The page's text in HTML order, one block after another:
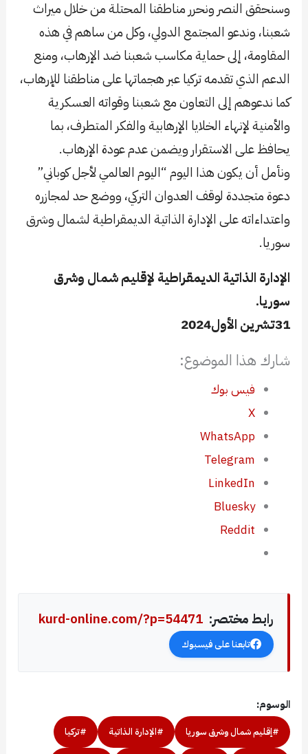
وسنحقق النصر ونحرر مناطقنا المحتلة من خلال ميراث
شعبنا، وندعو المجتمع الدولي، وكل من ساهم في هذه
المقاومة، إلى حماية مكاسب شعبنا ضد الإرهاب، ومنع
الدعم الذي تقدمه تركيا عبر هجماتها على مناطقنا للإرهاب،
كما ندعوهم إلى التعاون مع شعبنا وقواته العسكرية
والأمنية لإنهاء الخلايا الإرهابية والفكر المتطرف، بما
يحافظ على الاستقرار ويضمن عدم عودة الإرهاب.
ونأمل أن يكون هذا اليوم “اليوم العالمي لأجل كوباني”
دعوة متجددة لوقف العدوان التركي، ووضع حد لمجازره
واعتداءاته على الإدارة الذاتية الديمقراطية لشمال وشرق
سوريا.
الإدارة الذاتية الديمقراطية لإقليم شمال وشرق
سوريا.
31تشرين الأول2024
شارك هذا الموضوع:
فيس بوك
X
WhatsApp
Telegram
LinkedIn
Bluesky
Reddit
رابط مختصر: kurd-online.com/?p=54471
تابعنا على فيسبوك
الوسوم:
#إقليم شمال وشرق سوريا #الإدارة الذاتية #تركيا